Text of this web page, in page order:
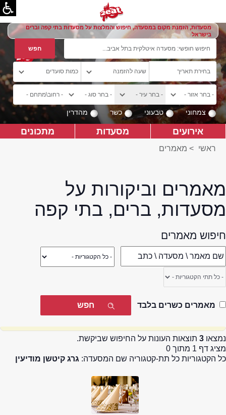
מסעדות, הזמנת מקום במסעדה, חיפוש והמלצות על מסעדות בתי קפה וברים
בישראל
צמחוני טבעוני כשר מהדרין
אירועים מסעדות מתכונים
ראשי > מאמרים
מאמרים וביקורות על
מסעדות, ברים, בתי קפה
חיפוש מאמרים
מאמרים כשרים בלבד
נמצאו 3 תוצאות העונות על החיפוש שביקשת.
מציג דף 1 מתוך 0
כל הקטגוריות כל תת-קטגוריה שם המסעדה: גרג קיטשן מודיעין